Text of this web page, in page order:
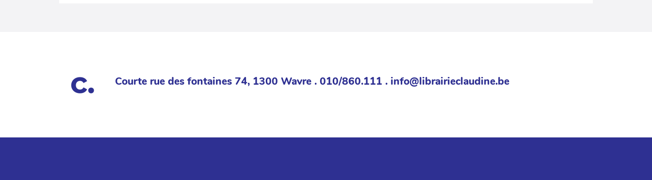
Courte rue des fontaines 74, 1300 Wavre . 010/860.111 . info@librairieclaudine.be